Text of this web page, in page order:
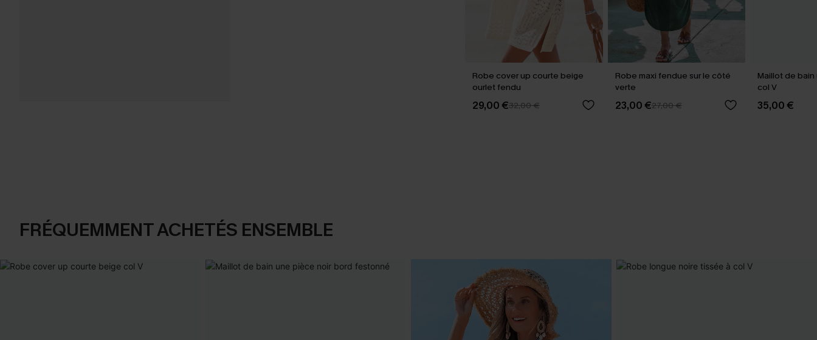
Robe cover up courte beige
ourlet fendu
29,00 €32,00 €
Robe maxi fendue sur le côté
verte
23,00 €27,00 €
Maillot de
col V
35,00 €
FRÉQUEMMENT ACHETÉS ENSEMBLE